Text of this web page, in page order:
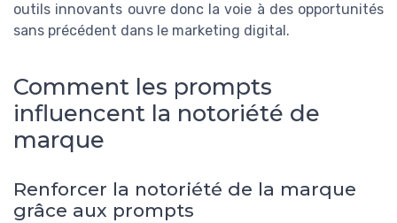
outils innovants ouvre donc la voie à des opportunités
sans précédent dans le marketing digital.
Comment les prompts
influencent la notoriété de
marque
Renforcer la notoriété de la marque
grâce aux prompts